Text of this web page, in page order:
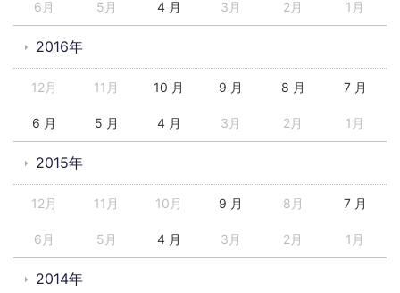
6月 5月 4 月 3月 2月 1月
2016年
12月 11月 10 月 9 月 8 月 7 月
6 月 5 月 4 月 3月 2月 1月
2015年
12月 11月 10月 9 月 8月 7 月
6月 5月 4 月 3月 2月 1月
2014年